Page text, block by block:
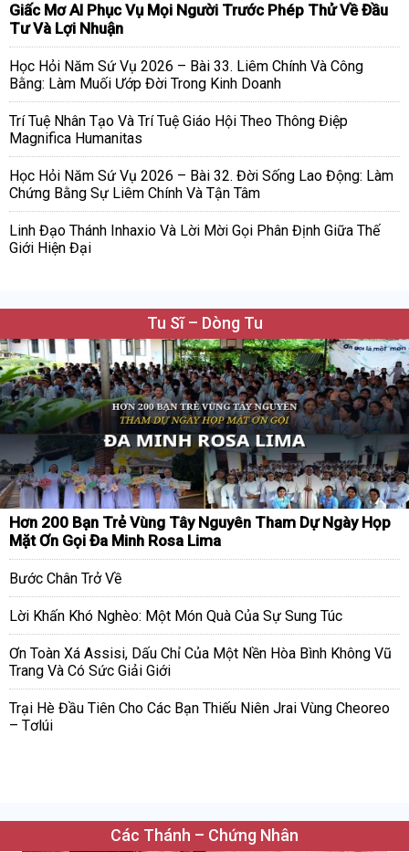
Giấc Mơ AI Phục Vụ Mọi Người Trước Phép Thử Về Đầu
Tư Và Lợi Nhuận
Học Hỏi Năm Sứ Vụ 2026 – Bài 33. Liêm Chính Và Công
Bằng: Làm Muối Ướp Đời Trong Kinh Doanh
Trí Tuệ Nhân Tạo Và Trí Tuệ Giáo Hội Theo Thông Điệp
Magnifica Humanitas
Học Hỏi Năm Sứ Vụ 2026 – Bài 32. Đời Sống Lao Động: Làm
Chứng Bằng Sự Liêm Chính Và Tận Tâm
Linh Đạo Thánh Inhaxio Và Lời Mời Gọi Phân Định Giữa Thế
Giới Hiện Đại
Tu Sĩ – Dòng Tu
Hơn 200 Bạn Trẻ Vùng Tây Nguyên Tham Dự Ngày Họp
Mặt Ơn Gọi Đa Minh Rosa Lima
Bước Chân Trở Về
Lời Khấn Khó Nghèo: Một Món Quà Của Sự Sung Túc
Ơn Toàn Xá Assisi, Dấu Chỉ Của Một Nền Hòa Bình Không Vũ
Trang Và Có Sức Giải Giới
Trại Hè Đầu Tiên Cho Các Bạn Thiếu Niên Jrai Vùng Cheoreo
– Tơlúi
Các Thánh – Chứng Nhân